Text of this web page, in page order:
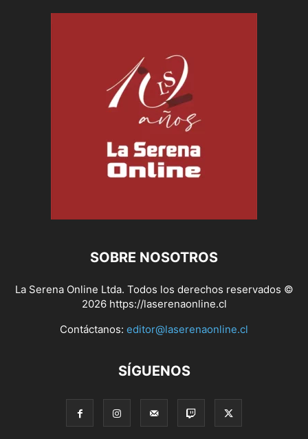
SOBRE NOSOTROS
La Serena Online Ltda. Todos los derechos reservados ©
2026 https://laserenaonline.cl
Contáctanos: editor@laserenaonline.cl
SÍGUENOS